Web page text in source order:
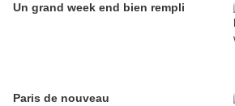
Un grand week end bien rempli
Paris de nouveau